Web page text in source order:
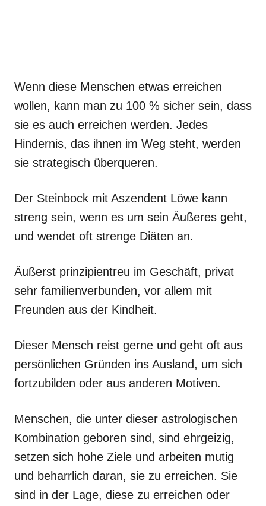
Wenn diese Menschen etwas erreichen
wollen, kann man zu 100 % sicher sein, dass
sie es auch erreichen werden. Jedes
Hindernis, das ihnen im Weg steht, werden
sie strategisch überqueren.
Der Steinbock mit Aszendent Löwe kann
streng sein, wenn es um sein Äußeres geht,
und wendet oft strenge Diäten an.
Äußerst prinzipientreu im Geschäft, privat
sehr familienverbunden, vor allem mit
Freunden aus der Kindheit.
Dieser Mensch reist gerne und geht oft aus
persönlichen Gründen ins Ausland, um sich
fortzubilden oder aus anderen Motiven.
Menschen, die unter dieser astrologischen
Kombination geboren sind, sind ehrgeizig,
setzen sich hohe Ziele und arbeiten mutig
und beharrlich daran, sie zu erreichen. Sie
sind in der Lage, diese zu erreichen oder